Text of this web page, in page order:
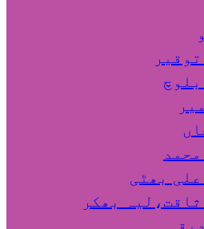
بھٹی
بھکر